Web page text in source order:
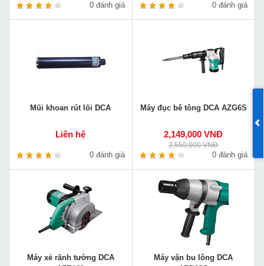
0 đánh giá 0 đánh giá
Mũi khoan rút lõi DCA
Liên hệ
0 đánh giá
Máy đục bê tông DCA AZG6S
2,149,000 VNĐ
2,550,000 VNĐ
0 đánh giá
Máy xẻ rãnh tường DCA
Máy vặn bu lông DCA